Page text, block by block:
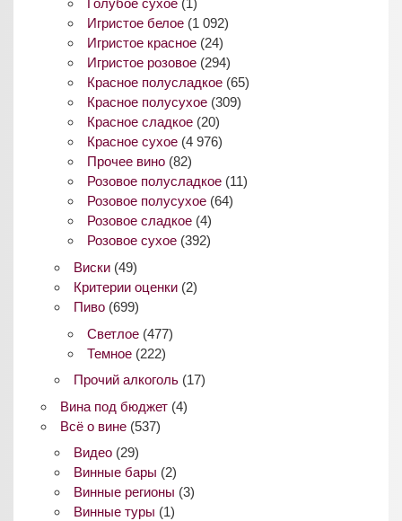
Голубое сухое (1)
Игристое белое (1 092)
Игристое красное (24)
Игристое розовое (294)
Красное полусладкое (65)
Красное полусухое (309)
Красное сладкое (20)
Красное сухое (4 976)
Прочее вино (82)
Розовое полусладкое (11)
Розовое полусухое (64)
Розовое сладкое (4)
Розовое сухое (392)
Виски(49)
Критерии оценки(2)
Пиво(699)
Светлое (477)
Темное (222)
Прочий алкоголь(17)
Вина под бюджет(4)
Всё о вине(537)
Видео(29)
Винные бары (2)
Винные регионы (3)
Винные туры (1)